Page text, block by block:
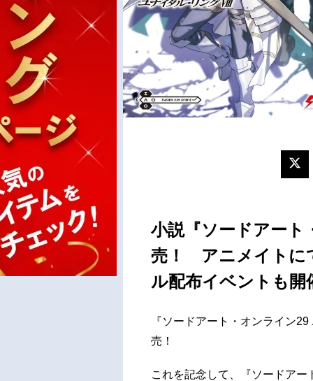
小説『ソードアート
売！ アニメイトに
ル配布イベントも開
『ソードアート・オンライン
売！
これを記念して、『ソードア